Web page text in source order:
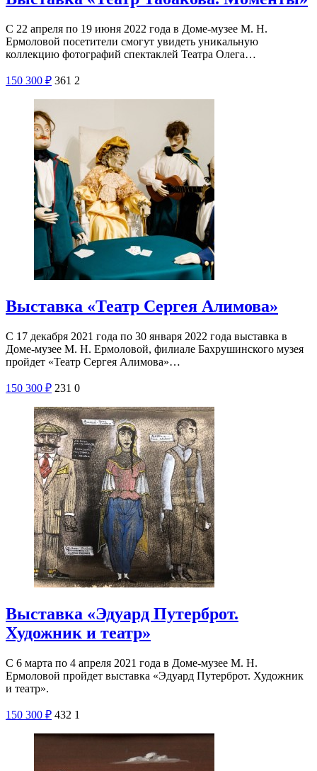
С 22 апреля по 19 июня 2022 года в Доме-музее М. Н.
Ермоловой посетители смогут увидеть уникальную
коллекцию фотографий спектаклей Театра Олега…
150 300 ₽ 361 2
Выставка «Театр Сергея Алимова»
С 17 декабря 2021 года по 30 января 2022 года выставка в
Доме-музее М. Н. Ермоловой, филиале Бахрушинского музея
пройдет «Театр Сергея Алимова»…
150 300 ₽ 231 0
Выставка «Эдуард Путерброт.
Художник и театр»
С 6 марта по 4 апреля 2021 года в Доме-музее М. Н.
Ермоловой пройдет выставка «Эдуард Путерброт. Художник
и театр».
150 300 ₽ 432 1